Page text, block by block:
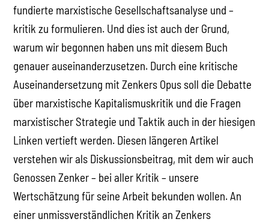
fundierte marxistische Gesellschaftsanalyse und –
kritik zu formulieren. Und dies ist auch der Grund,
warum wir begonnen haben uns mit diesem Buch
genauer auseinanderzusetzen. Durch eine kritische
Auseinandersetzung mit Zenkers Opus soll die Debatte
über marxistische Kapitalismuskritik und die Fragen
marxistischer Strategie und Taktik auch in der hiesigen
Linken vertieft werden. Diesen längeren Artikel
verstehen wir als Diskussionsbeitrag, mit dem wir auch
Genossen Zenker – bei aller Kritik – unsere
Wertschätzung für seine Arbeit bekunden wollen. An
einer unmissverständlichen Kritik an Zenkers